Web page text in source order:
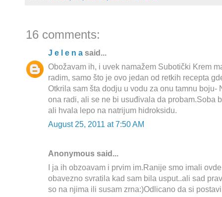
16 comments:
J e l e n a said...
Obožavam ih, i uvek namažem Subotički Krem
radim, samo što je ovo jedan od retkih recepta
Otkrila sam šta dodju u vodu za onu tamnu boju-
ona radi, ali se ne bi usuđivala da probam.Soba
ali hvala lepo na natrijum hidroksidu.
August 25, 2011 at 7:50 AM
Anonymous said...
I ja ih obzoavam i prvim im.Ranije smo imali
obavezno svratila kad sam bila usput..ali sad
so na njima ili susam zrna:)Odlicano da si